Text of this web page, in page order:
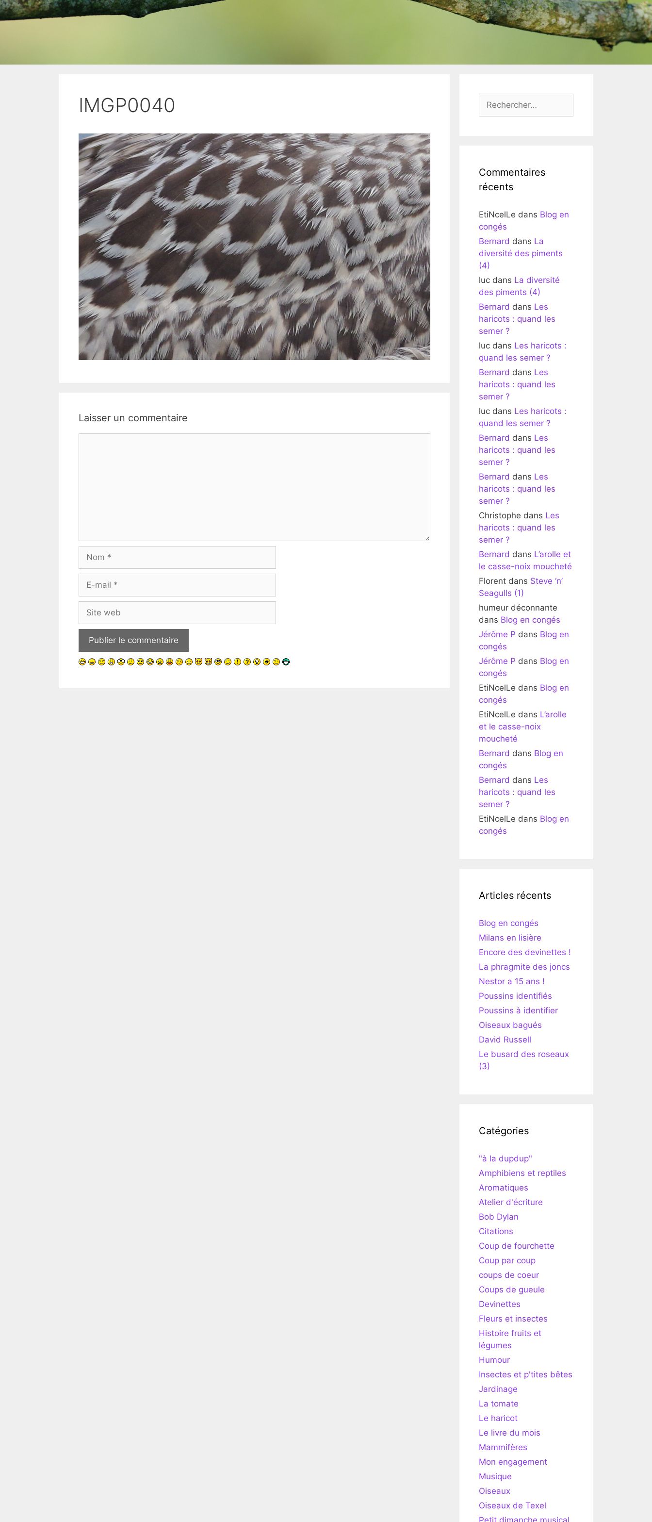
IMGP0040
Laisser un commentaire
mail
web
Commentaires
récents
EtiNcelLe dans Blog en
congés
Bernard dans La
diversité des piments
(4)
luc dans La diversité
des piments (4)
Bernard dans Les
haricots : quand les
semer ?
luc dans Les haricots :
quand les semer ?
Bernard dans Les
haricots : quand les
semer ?
luc dans Les haricots :
quand les semer ?
Bernard dans Les
haricots : quand les
semer ?
Bernard dans Les
haricots : quand les
semer ?
Christophe dans Les
haricots : quand les
semer ?
Bernard dans L’arolle et
le casse-noix moucheté
Florent dans Steve ‘n’
Seagulls (1)
humeur déconnante
dans Blog en congés
Jérôme P dans Blog en
congés
Jérôme P dans Blog en
congés
EtiNcelLe dans Blog en
congés
EtiNcelLe dans L’arolle
et le casse-noix
moucheté
Bernard dans Blog en
congés
Bernard dans Les
haricots : quand les
semer ?
EtiNcelLe dans Blog en
congés
Articles récents
Blog en congés
Milans en lisière
Encore des devinettes !
La phragmite des joncs
Nestor a 15 ans !
Poussins identifiés
Poussins à identifier
Oiseaux bagués
David Russell
Le busard des roseaux
(3)
Catégories
"à la dupdup"
Amphibiens et reptiles
Aromatiques
Atelier d'écriture
Bob Dylan
Citations
Coup de fourchette
Coup par coup
coups de coeur
Coups de gueule
Devinettes
Fleurs et insectes
Histoire fruits et
légumes
Humour
Insectes et p'tites bêtes
Jardinage
La tomate
Le haricot
Le livre du mois
Mammifères
Mon engagement
Musique
Oiseaux
Oiseaux de Texel
Petit dimanche musical